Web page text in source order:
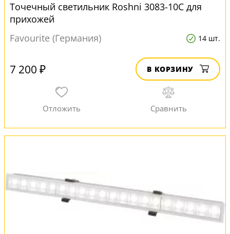
Точечный светильник Roshni 3083-10C для
прихожей
Favourite (Германия)
14 шт.
7 200 ₽ В КОРЗИНУ